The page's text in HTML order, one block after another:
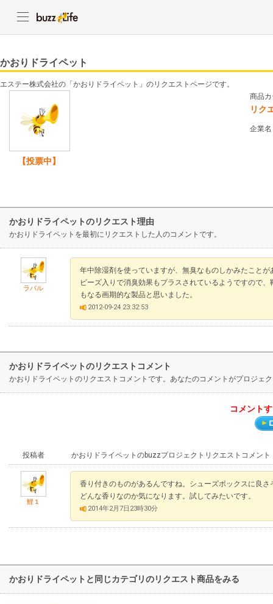
かおりドライペット
エステー株式会社の「かおりドライペット」のリクエストページです。
【投票中】
商品
リク
企業
かおりドライペットのリクエスト理由
かおりドライペットを最初にリクエストした人のコメントです。
ラバル
年中除湿剤を使っていますが、無臭なものしかみたこと
ビーズ入りで消臭効果もプラスされているようですので
もなる画期的な製品と思いました。
2012-09-24 23:32:53
かおりドライペットのリクエストコメント
かおりドライペットのリクエストコメントです。あなたのコメントがプロジェ
コメント
投稿者 かおりドライペットのbuzzプロジェクトリクエストコメント
鯉１
香り付きのものがあるんですね。シューズボックスに良さ
どんな香りなのか気になります。試してみたいです。
2014年2月7日23時30分
かおりドライペットと同じカテゴリのリクエスト商品をみる